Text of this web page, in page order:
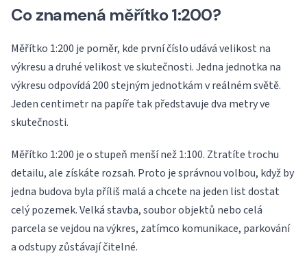
Co znamená měřítko 1:200?
Měřítko 1:200 je poměr, kde první číslo udává velikost na
výkresu a druhé velikost ve skutečnosti. Jedna jednotka na
výkresu odpovídá 200 stejným jednotkám v reálném světě.
Jeden centimetr na papíře tak představuje dva metry ve
skutečnosti.
Měřítko 1:200 je o stupeň menší než 1:100. Ztratíte trochu
detailu, ale získáte rozsah. Proto je správnou volbou, když by
jedna budova byla příliš malá a chcete na jeden list dostat
celý pozemek. Velká stavba, soubor objektů nebo celá
parcela se vejdou na výkres, zatímco komunikace, parkování
a odstupy zůstávají čitelné.